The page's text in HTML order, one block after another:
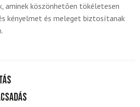
aminek köszönhetõen tökéletesen
kényelmet és meleget biztosítanak